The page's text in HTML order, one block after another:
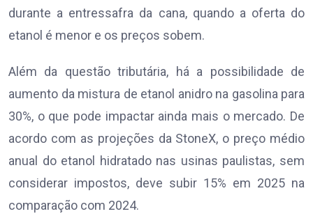
durante a entressafra da cana, quando a oferta do
etanol é menor e os preços sobem.
Além da questão tributária, há a possibilidade de
aumento da mistura de etanol anidro na gasolina para
30%, o que pode impactar ainda mais o mercado. De
acordo com as projeções da StoneX, o preço médio
anual do etanol hidratado nas usinas paulistas, sem
considerar impostos, deve subir 15% em 2025 na
comparação com 2024.